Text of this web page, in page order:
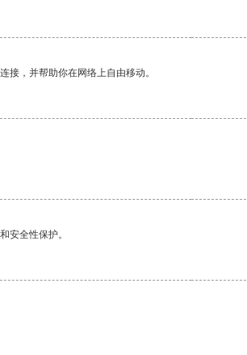
接，并帮助你在网络上自由移动。
安全性保护。